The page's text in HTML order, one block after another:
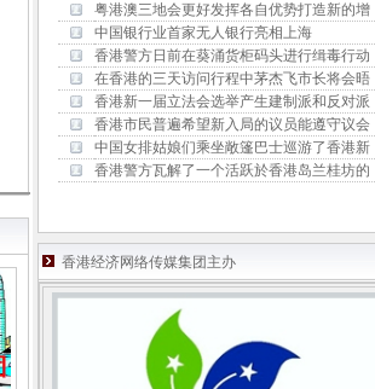
粤港澳三地会更好发挥各自优势打造新的增
中国银行业首家无人银行亮相上海
香港警方日前在葵涌货柜码头进行缉毒行动
在香港的三天访问行程中茅杰飞市长将会晤
香港新一届立法会选举产生建制派和反对派
香港市民普遍希望新入局的议员能遵守议会
中国女排姑娘们乘坐敞篷巴士巡游了香港新
香港警方瓦解了一个活跃於香港岛兰桂坊的
香港经济网络传媒集团主办